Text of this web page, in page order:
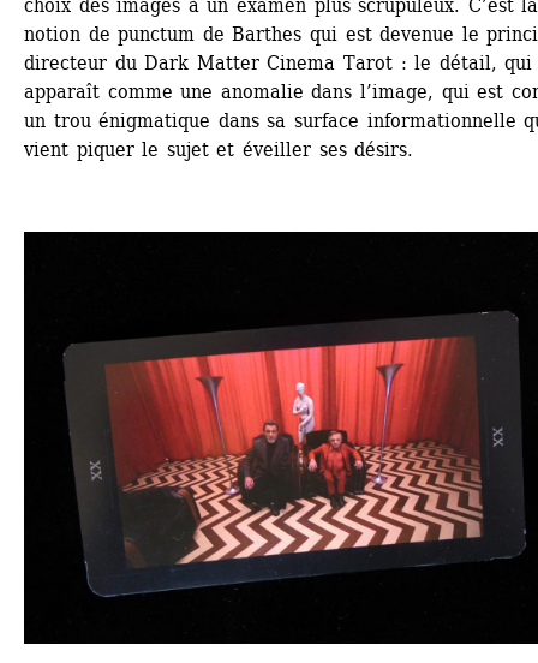
choix des images à un examen plus scrupuleux. C’est la
notion de punctum de Barthes qui est devenue le
directeur du Dark Matter Cinema Tarot : le détail, qui
apparaît comme une anomalie dans l’image, qui est
un trou énigmatique dans sa surface informationnelle
vient piquer le sujet et éveiller ses désirs.